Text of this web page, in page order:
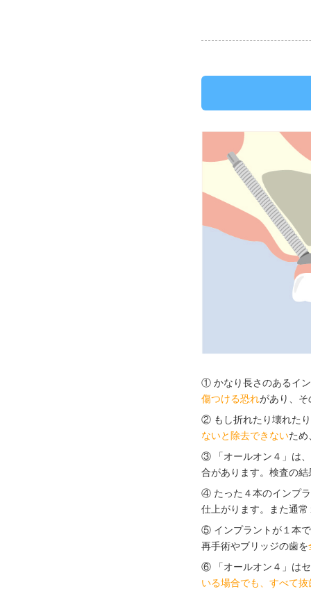
① かなり長さのあるイ
傷つける恐れがあり、そ
② もし折れたり壊れた
ないと除去できないため
③ 「オールオン４」は
合があります。検査の
④ たった４本のインプ
仕上がります。また通
⑤ インプラントが１本
再手術やブリッジの歯を
⑥ 「オールオン４」は
いる場合でも、すべて抜